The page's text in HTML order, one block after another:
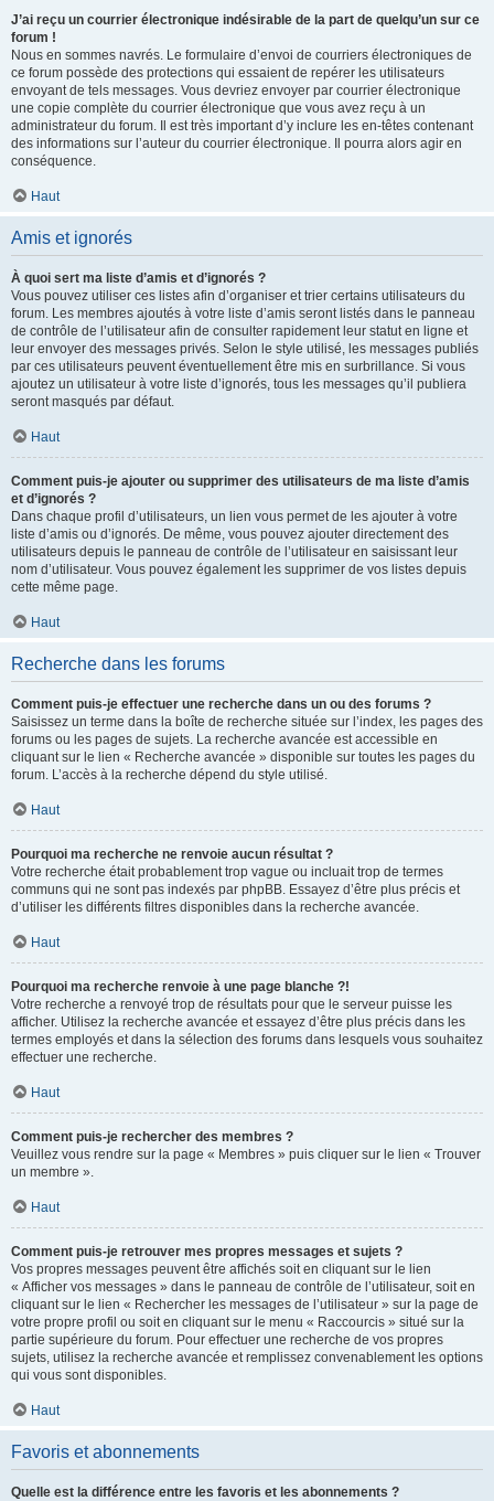
J’ai reçu un courrier électronique indésirable de la part de quelqu’un sur ce
forum !
Nous en sommes navrés. Le formulaire d’envoi de courriers électroniques de
ce forum possède des protections qui essaient de repérer les utilisateurs
envoyant de tels messages. Vous devriez envoyer par courrier électronique
une copie complète du courrier électronique que vous avez reçu à un
administrateur du forum. Il est très important d’y inclure les en-têtes contenant
des informations sur l’auteur du courrier électronique. Il pourra alors agir en
conséquence.
Haut
Amis et ignorés
À quoi sert ma liste d’amis et d’ignorés ?
Vous pouvez utiliser ces listes afin d’organiser et trier certains utilisateurs du
forum. Les membres ajoutés à votre liste d’amis seront listés dans le panneau
de contrôle de l’utilisateur afin de consulter rapidement leur statut en ligne et
leur envoyer des messages privés. Selon le style utilisé, les messages publiés
par ces utilisateurs peuvent éventuellement être mis en surbrillance. Si vous
ajoutez un utilisateur à votre liste d’ignorés, tous les messages qu’il publiera
seront masqués par défaut.
Haut
Comment puis-je ajouter ou supprimer des utilisateurs de ma liste d’amis
et d’ignorés ?
Dans chaque profil d’utilisateurs, un lien vous permet de les ajouter à votre
liste d’amis ou d’ignorés. De même, vous pouvez ajouter directement des
utilisateurs depuis le panneau de contrôle de l’utilisateur en saisissant leur
nom d’utilisateur. Vous pouvez également les supprimer de vos listes depuis
cette même page.
Haut
Recherche dans les forums
Comment puis-je effectuer une recherche dans un ou des forums ?
Saisissez un terme dans la boîte de recherche située sur l’index, les pages des
forums ou les pages de sujets. La recherche avancée est accessible en
cliquant sur le lien « Recherche avancée » disponible sur toutes les pages du
forum. L’accès à la recherche dépend du style utilisé.
Haut
Pourquoi ma recherche ne renvoie aucun résultat ?
Votre recherche était probablement trop vague ou incluait trop de termes
communs qui ne sont pas indexés par phpBB. Essayez d’être plus précis et
d’utiliser les différents filtres disponibles dans la recherche avancée.
Haut
Pourquoi ma recherche renvoie à une page blanche ?!
Votre recherche a renvoyé trop de résultats pour que le serveur puisse les
afficher. Utilisez la recherche avancée et essayez d’être plus précis dans les
termes employés et dans la sélection des forums dans lesquels vous souhaitez
effectuer une recherche.
Haut
Comment puis-je rechercher des membres ?
Veuillez vous rendre sur la page « Membres » puis cliquer sur le lien « Trouver
un membre ».
Haut
Comment puis-je retrouver mes propres messages et sujets ?
Vos propres messages peuvent être affichés soit en cliquant sur le lien
« Afficher vos messages » dans le panneau de contrôle de l’utilisateur, soit en
cliquant sur le lien « Rechercher les messages de l’utilisateur » sur la page de
votre propre profil ou soit en cliquant sur le menu « Raccourcis » situé sur la
partie supérieure du forum. Pour effectuer une recherche de vos propres
sujets, utilisez la recherche avancée et remplissez convenablement les options
qui vous sont disponibles.
Haut
Favoris et abonnements
Quelle est la différence entre les favoris et les abonnements ?